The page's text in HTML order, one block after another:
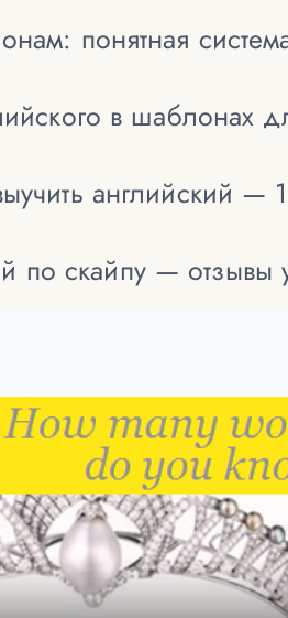
понятная
в шаблонах
английский —
по скайпу — отзывы